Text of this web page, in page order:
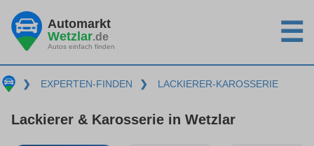
Automarkt
Wetzlar.de
Autos einfach finden ☰
❯ EXPERTEN-FINDEN ❯ LACKIERER-KAROSSERIE
Lackierer & Karosserie in Wetzlar